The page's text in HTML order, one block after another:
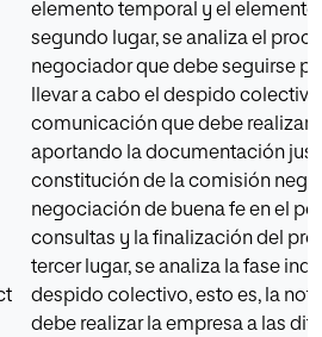
elemento temporal y el elemento
segundo lugar, se analiza el
negociador que debe seguirse
llevar a cabo el despido
comunicación que debe realizar
aportando la documentación
constitución de la comisión
negociación de buena fe en el
consultas y la finalización del
tercer lugar, se analiza la fase
despido colectivo, esto es, la
debe realizar la empresa a las